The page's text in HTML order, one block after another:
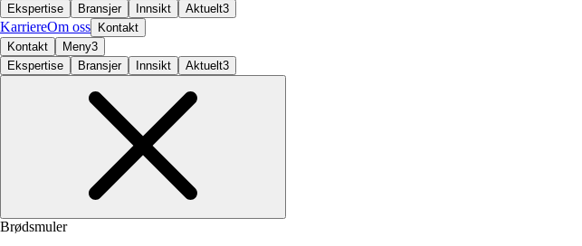
Ekspertise Bransjer Innsikt Aktuelt3
KarriereOm oss
Kontakt
Kontakt
Meny3
Ekspertise
Bransjer Innsikt Aktuelt3
Brødsmuler